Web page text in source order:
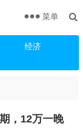
经济
菜单
，12万一晚